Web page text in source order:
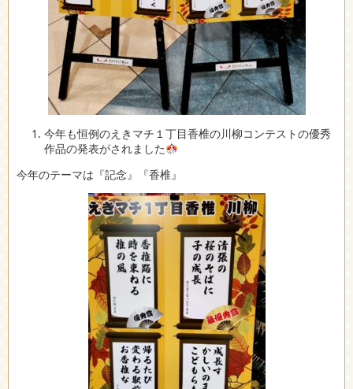
今年も恒例のえきマチ１丁目香椎の川柳コンテストの優秀
作品の発表がされました
今年のテーマは『記念』『香椎』